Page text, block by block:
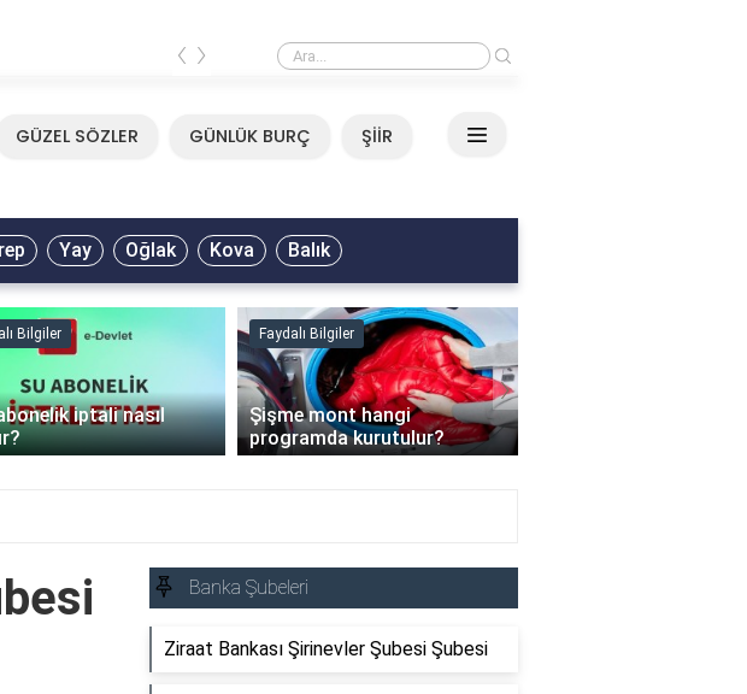
Mirkelam - Tavla Sözleri
‹ ›
GÜZEL SÖZLER GÜNLÜK BURÇ ŞİİR
Yay Oğlak Kova Balık
Bilgiler
iptali nasıl
Faydalı Bilgiler
Şişme mont hangi
programda kurutulur?
›
Banka Şubeleri
Ziraat Bankası Şirinevler Şubesi Şubesi